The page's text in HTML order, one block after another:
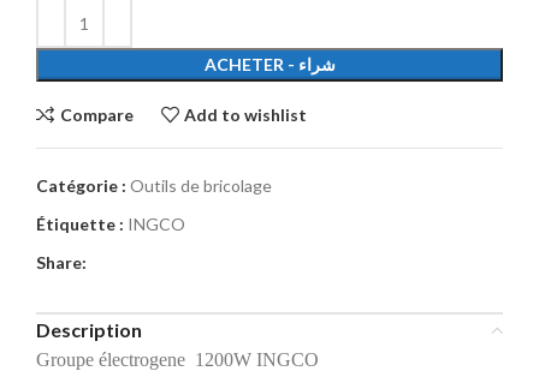
ACHETER - شراء
Compare Add to wishlist
Catégorie : Outils de bricolage
Étiquette : INGCO
Share:
Description
Groupe électrogene 1200W INGCO